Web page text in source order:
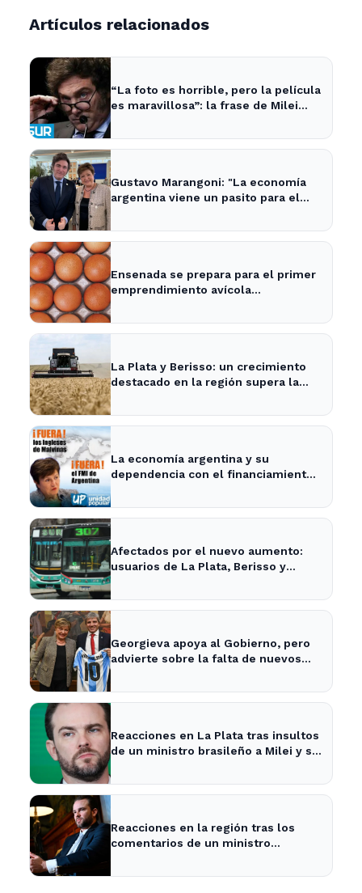
Artículos relacionados
“La foto es horrible, pero la película
es maravillosa”: la frase de Milei
Gustavo Marangoni: "La economía
argentina viene un pasito para el
Ensenada se prepara para el primer
emprendimiento avícola
La Plata y Berisso: un crecimiento
destacado en la región supera la
La economía argentina y su
dependencia con el financiamiento
Afectados por el nuevo aumento:
usuarios de La Plata, Berisso y
Georgieva apoya al Gobierno, pero
advierte sobre la falta de nuevos
Reacciones en La Plata tras insultos
de un ministro brasileño a Milei y su
Reacciones en la región tras los
comentarios de un ministro